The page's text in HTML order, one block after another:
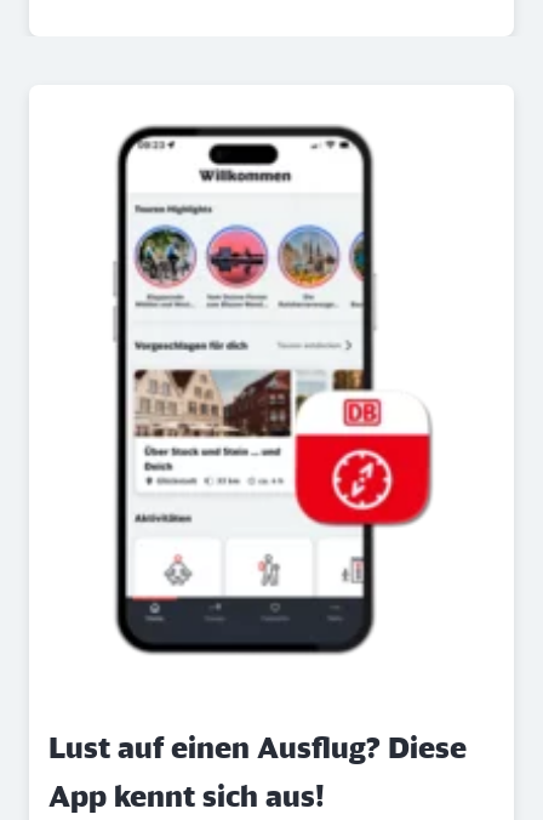
Lust auf einen Ausflug? Diese
App kennt sich aus!